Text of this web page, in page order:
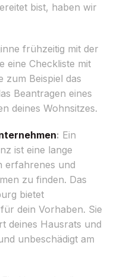
bist, haben wir
frühzeitig mit der
eine Checkliste mit
zum Beispiel das
Beantragen eines
deines Wohnsitzes.
: Ein
ist eine lange
erfahrenes und
zu finden. Das
bietet
dein Vorhaben. Sie
deines Hausrats und
unbeschädigt am